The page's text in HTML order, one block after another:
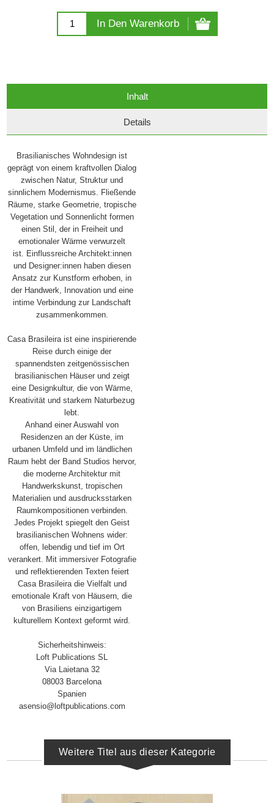
In Den Warenkorb
Inhalt
Details
Brasilianisches Wohndesign ist
geprägt von einem kraftvollen Dialog
zwischen Natur, Struktur und
sinnlichem Modernismus. Fließende
Räume, starke Geometrie, tropische
Vegetation und Sonnenlicht formen
einen Stil, der in Freiheit und
emotionaler Wärme verwurzelt
ist. Einflussreiche Architekt:innen
und Designer:innen haben diesen
Ansatz zur Kunstform erhoben, in
der Handwerk, Innovation und eine
intime Verbindung zur Landschaft
zusammenkommen.
Casa Brasileira ist eine inspirierende
Reise durch einige der
spannendsten zeitgenössischen
brasilianischen Häuser und zeigt
eine Designkultur, die von Wärme,
Kreativität und starkem Naturbezug
lebt.
Anhand einer Auswahl von
Residenzen an der Küste, im
urbanen Umfeld und im ländlichen
Raum hebt der Band Studios hervor,
die moderne Architektur mit
Handwerkskunst, tropischen
Materialien und ausdrucksstarken
Raumkompositionen verbinden.
Jedes Projekt spiegelt den Geist
brasilianischen Wohnens wider:
offen, lebendig und tief im Ort
verankert. Mit immersiver Fotografie
und reflektierenden Texten feiert
Casa Brasileira die Vielfalt und
emotionale Kraft von Häusern, die
von Brasiliens einzigartigem
kulturellem Kontext geformt wird.
Sicherheitshinweis:
Loft Publications SL
Via Laietana 32
08003 Barcelona
Spanien
asensio@loftpublications.com
Weitere Titel aus dieser Kategorie